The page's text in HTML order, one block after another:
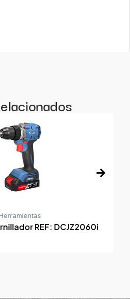
Herramientas
REF: DCJZ2060i